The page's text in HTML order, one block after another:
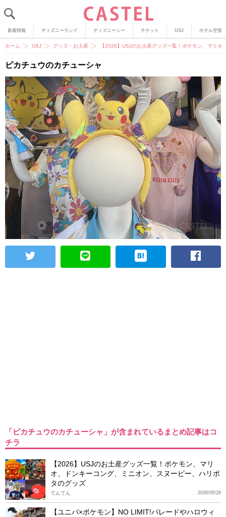
新着情報 ディズニーランド ディズニーシー チケット USJ ホテル空室
ホーム USJ グッズ・お土産 【2026】USJのお土産グッズ一覧！ポケモン、マリ
ピカチュウのカチューシャ
「ピカチュウのカチューシャ」が含まれているまとめ記事はコ
チラ
【2026】USJのお土産グッズ一覧！ポケモン、マリ
オ、ドンキーコング、ミニオン、スヌーピー、ハリポ
タのグッズ
2026/05/29
てんてん
【ユニバ×ポケモン】NO LIMIT!パレードやハロウィ